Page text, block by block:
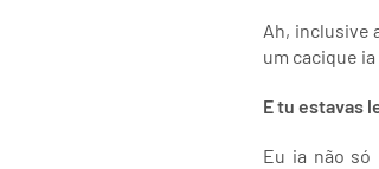
Ah, inclusive
um cacique
E tu estavas
Eu ia não só